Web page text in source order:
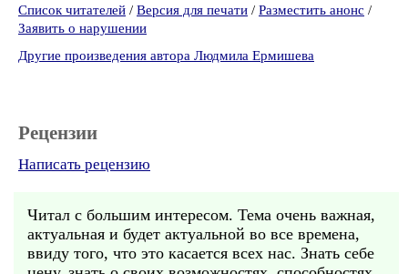
Список читателей / Версия для печати / Разместить анонс /
Заявить о нарушении
Другие произведения автора Людмила Ермишева
Рецензии
Написать рецензию
Читал с большим интересом. Тема очень важная,
актуальная и будет актуальной во все времена,
ввиду того, что это касается всех нас. Знать себе